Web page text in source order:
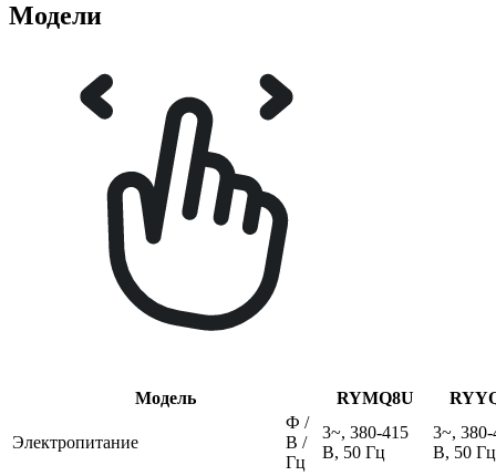
Модели
Модель RYMQ8U
Электропитание
Ф /
В /
Гц
3~, 380-415
В, 50 Гц
3~, 380-
В, 50 Гц